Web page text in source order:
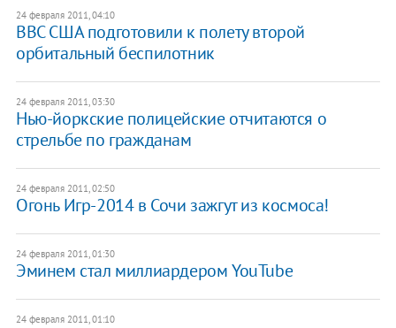
24 февраля 2011, 04:10
ВВС США подготовили к полету второй
орбитальный беспилотник
24 февраля 2011, 03:30
Нью-йоркские полицейские отчитаются о
стрельбе по гражданам
24 февраля 2011, 02:50
Огонь Игр-2014 в Сочи зажгут из космоса!
24 февраля 2011, 01:30
Эминем стал миллиардером YouTube
24 февраля 2011, 01:10